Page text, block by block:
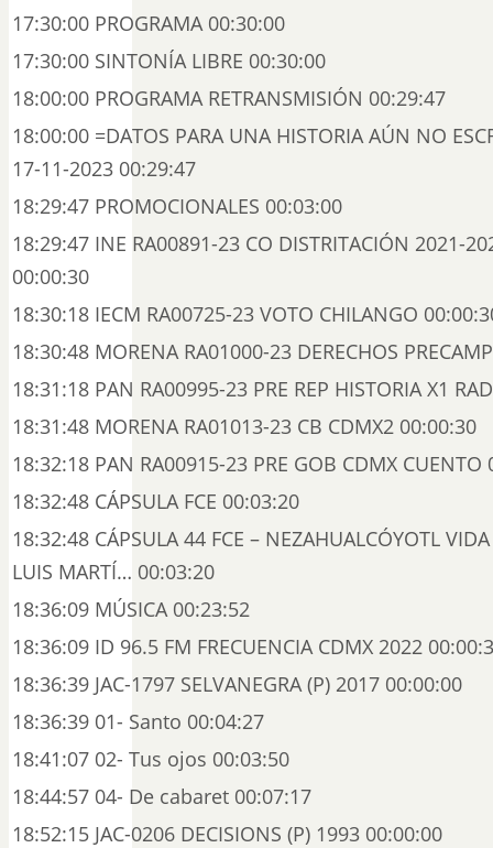
17:30:00 PROGRAMA 00:30:00
17:30:00 SINTONÍA LIBRE 00:30:00
18:00:00 PROGRAMA RETRANSMISIÓN 00:29:47
18:00:00 =DATOS PARA UNA HISTORIA AÚN NO
17-11-2023 00:29:47
18:29:47 PROMOCIONALES 00:03:00
18:29:47 INE RA00891-23 CO DISTRITACIÓN 2021-
00:00:30
18:30:18 IECM RA00725-23 VOTO CHILANGO
18:30:48 MORENA RA01000-23 DERECHOS
18:31:18 PAN RA00995-23 PRE REP HISTORIA X1
18:31:48 MORENA RA01013-23 CB CDMX2 00:00:30
18:32:18 PAN RA00915-23 PRE GOB CDMX CUENTO
18:32:48 CÁPSULA FCE 00:03:20
18:32:48 CÁPSULA 44 FCE – NEZAHUALCÓYOTL
LUIS MARTÍ… 00:03:20
18:36:09 MÚSICA 00:23:52
18:36:09 ID 96.5 FM FRECUENCIA CDMX 2022
18:36:39 JAC-1797 SELVANEGRA (P) 2017 00:00:00
18:36:39 01- Santo 00:04:27
18:41:07 02- Tus ojos 00:03:50
18:44:57 04- De cabaret 00:07:17
18:52:15 JAC-0206 DECISIONS (P) 1993 00:00:00